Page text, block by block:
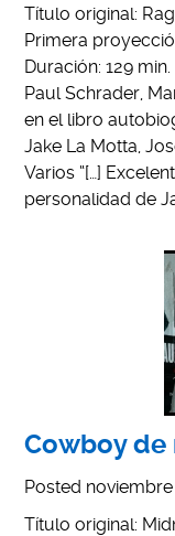
Título original:
Primera
Duración: 129
Paul Schrader,
en el libro
Jake La Motta,
Varios “[…]
personalidad de
Cowboy de
Posted noviembre
Título original: